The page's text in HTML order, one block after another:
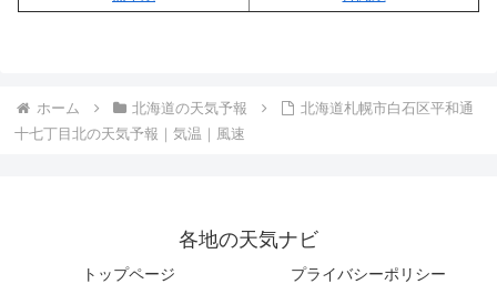
ホーム 北海道の天気予報
北海道札幌市白石区平和通
十七丁目北の天気予報｜気温｜風速
各地の天気ナビ
トップページ プライバシーポリシー